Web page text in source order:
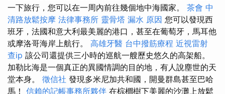
一下旅行，您可以在一周內前往幾個地中海國家。 茶會 中
清路放鬆按摩 法律事務所 靈骨塔 漏水 原因 您可以發現西
班牙，法國和意大利最美麗的港口，甚至在葡萄牙，馬耳他
或摩洛哥海岸上航行。 高雄牙醫 台中撥筋療程 近視雷射
查ip 該公司還提供三小時的巡航一艘歷史悠久的高架船。
加勒比海是一個真正的異國情調的目的地，有人說塵世的天
堂本身。 徵信社 發現多米尼加共和國，開曼群島甚至巴哈
馬！ 信賴的記帳事務所夥伴 在棕櫚樹下美麗的沙灘上放鬆